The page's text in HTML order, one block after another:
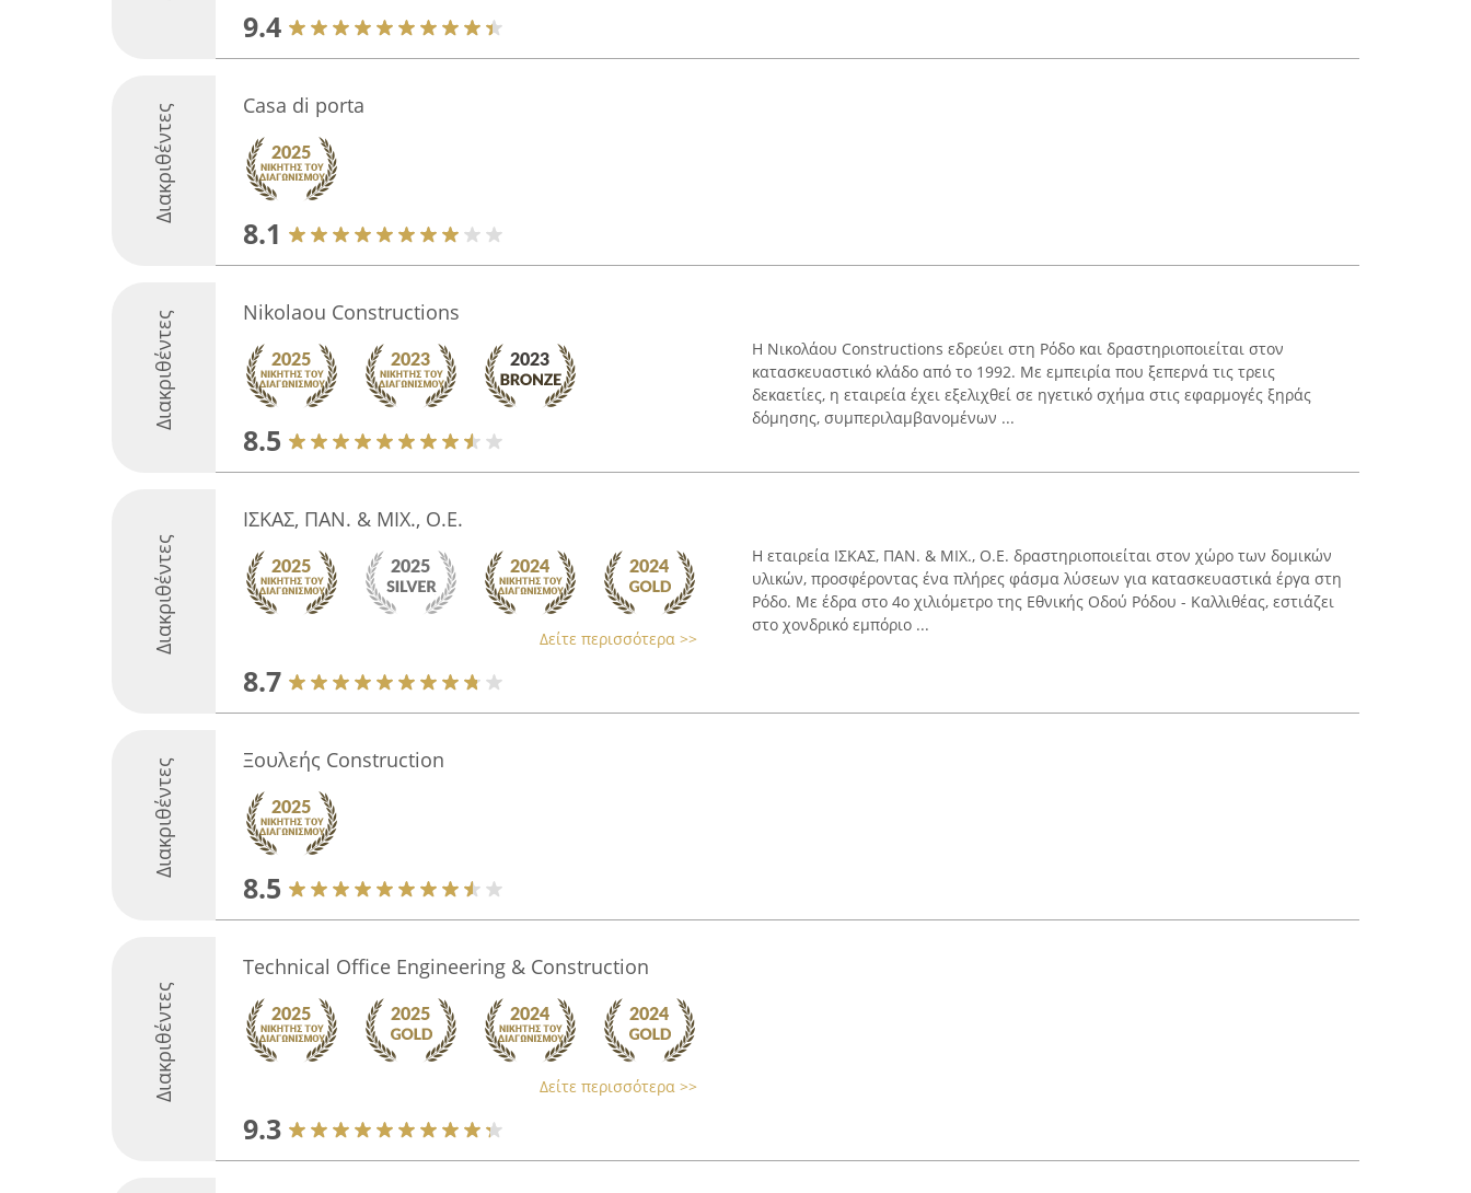
9.4
Διακριθέντες Casa di porta
8.1
Διακριθέντες Nikolaou Constructions
8.5
Η Νικολάου Constructions εδρεύει στη Ρόδο και δραστηριοποιείται στον
κατασκευαστικό κλάδο από το 1992. Με εμπειρία που ξεπερνά τις τρεις
δεκαετίες, η εταιρεία έχει εξελιχθεί σε ηγετικό σχήμα στις εφαρμογές ξηράς
δόμησης, συμπεριλαμβανομένων ...
Διακριθέντες
ΙΣΚΑΣ, ΠΑΝ. & ΜΙΧ., Ο.Ε.
Δείτε περισσότερα >>
8.7
Η εταιρεία ΙΣΚΑΣ, ΠΑΝ. & ΜΙΧ., Ο.Ε. δραστηριοποιείται στον χώρο των δομικών
υλικών, προσφέροντας ένα πλήρες φάσμα λύσεων για κατασκευαστικά έργα στη
Ρόδο. Με έδρα στο 4ο χιλιόμετρο της Εθνικής Οδού Ρόδου - Καλλιθέας, εστιάζει
στο χονδρικό εμπόριο ...
Διακριθέντες Ξουλεής Construction
8.5
Διακριθέντες
Technical Οffice Engineering & Construction
Δείτε περισσότερα >>
9.3